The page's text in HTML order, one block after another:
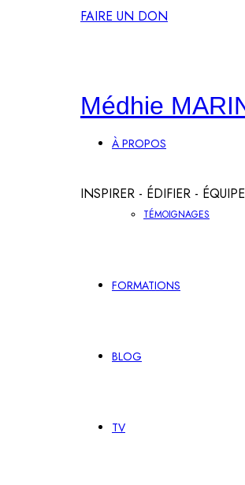
FAIRE UN DON
Médhie
Médhie
INSPIRER - ÉDIFIER -
À PROPOS
TÉMOIGNAGES
FORMATIONS
BLOG
TV